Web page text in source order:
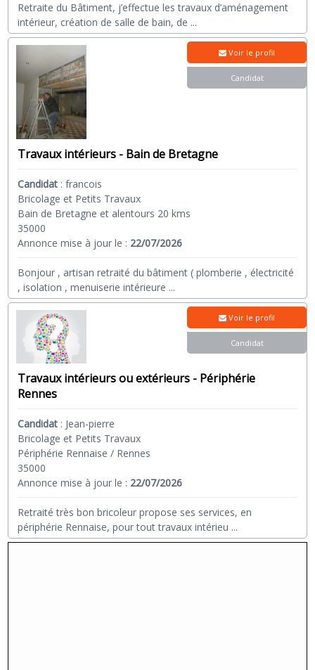
Retraite du Bâtiment, j’effectue les travaux d’aménagement
intérieur, création de salle de bain, de ...
Travaux intérieurs - Bain de Bretagne
Candidat :francois
Bricolage et Petits Travaux
Bain de Bretagne et alentours 20 kms
35000
Annonce mise à jour le : 22/07/2026
Bonjour , artisan retraité du bâtiment ( plomberie , électricité
, isolation , menuiserie intérieure ...
Voir le profil
Candidat
Travaux intérieurs ou extérieurs - Périphérie
Rennes
Candidat : Jean-pierre
Bricolage et Petits Travaux
Périphérie Rennaise / Rennes
35000
Annonce mise à jour le : 22/07/2026
Retraité très bon bricoleur propose ses services, en
périphérie Rennaise, pour tout travaux intérieu ...
Voir le profil
Candidat